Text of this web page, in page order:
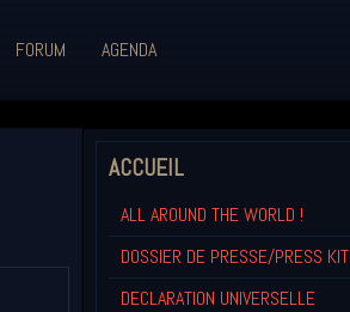
FORUM AGENDA
ACCUEIL
ALL AROUND THE WORLD !
DOSSIER DE PRESSE/PRESS KIT
DECLARATION UNIVERSELLE